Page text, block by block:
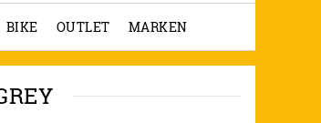
BIKE OUTLET MARKEN